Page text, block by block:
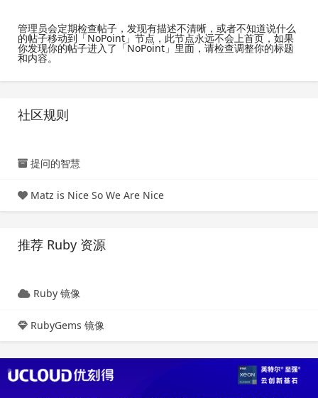
管理员会定期检查帖子，发现有描述不清晰，或者不知道说什么
的帖子移动到「NoPoint」节点，此节点永远不会上首页，如果
你发现你的帖子进入了「NoPoint」里面，请检查调整你的标题
和内容。
社区规则
提问的智慧
Matz is Nice So We Are Nice
推荐 Ruby 资源
Ruby 镜像
RubyGems 镜像